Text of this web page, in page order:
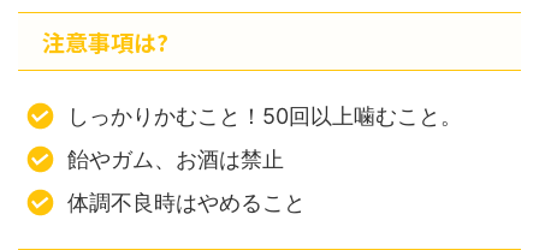
注意事項は?
しっかりかむこと！50回以上噛むこと。
飴やガム、お酒は禁止
体調不良時はやめること